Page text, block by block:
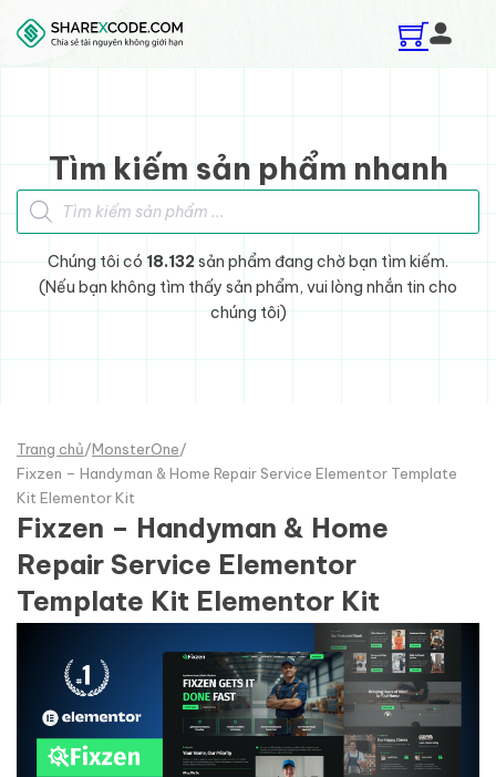
Skip to main content
Skip to footer
Tìm kiếm sản phẩm nhanh
Tìm kiếm sản phẩm
Chúng tôi có 18.132sản phẩm đang chờ bạn tìm kiếm.
(Nếu bạn không tìm thấy sản phẩm, vui lòng nhắn tin cho
chúng tôi)
Trang chủ/MonsterOne/
Fixzen – Handyman & Home Repair Service Elementor Template
Kit Elementor Kit
Fixzen – Handyman & Home
Repair Service Elementor
Template Kit Elementor Kit